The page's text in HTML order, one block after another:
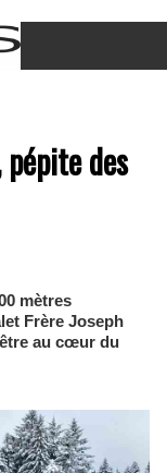
des
mètres
Frère Joseph
au cœur du